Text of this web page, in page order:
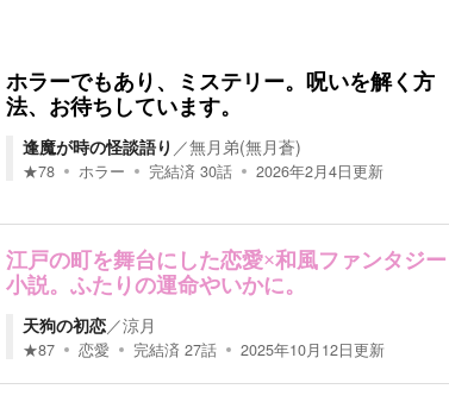
ホラーでもあり、ミステリー。呪いを解く方
法、お待ちしています。
逢魔が時の怪談語り ／無月弟(無月蒼)
★78 ホラー 完結済 30話 2026年2月4日更新
江戸の町を舞台にした恋愛×和風ファンタジー
小説。ふたりの運命やいかに。
天狗の初恋／涼月
★87 恋愛 完結済 27話 2025年10月12日更新